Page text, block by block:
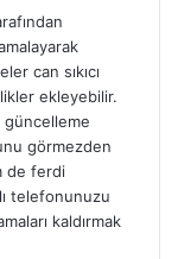
can sıkıcı
ekleyebilir.
görmezden
de ferdi
telefonunuzu
kaldırmak